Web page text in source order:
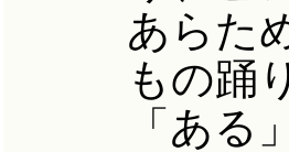
あらた
もの踊
「あ